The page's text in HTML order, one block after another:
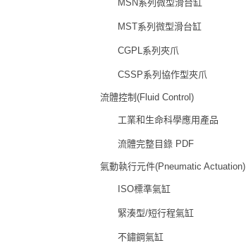
MSN系列微型滑台缸
MST系列微型滑台缸
CGPL系列夾爪
CSSP系列協作型夾爪
流體控制(Fluid Control)
工業和生命科學應用產品
流體完整目錄 PDF
氣動執行元件(Pneumatic Actuation)
ISO標準氣缸
緊湊型/短行程氣缸
不鏽鋼氣缸